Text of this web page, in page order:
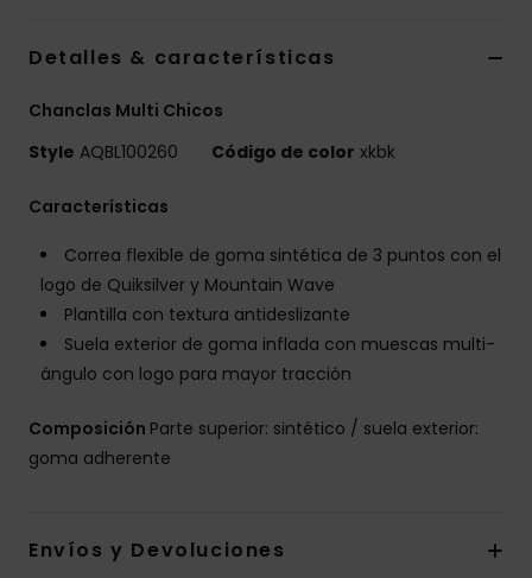
Detalles & características
Chanclas Multi Chicos
Style AQBL100260 Código de color xkbk
Características
Correa flexible de goma sintética de 3 puntos con el
logo de Quiksilver y Mountain Wave
Plantilla con textura antideslizante
Suela exterior de goma inflada con muescas multi-
ángulo con logo para mayor tracción
Composición Parte superior: sintético / suela exterior:
goma adherente
Envíos y Devoluciones